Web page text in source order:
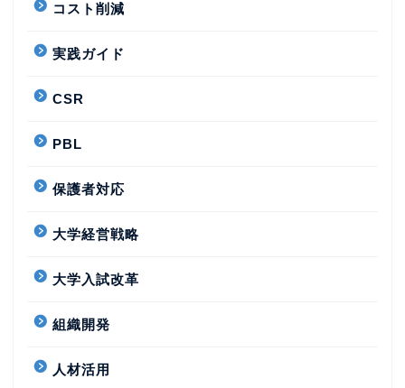
コスト削減
実践ガイド
CSR
PBL
保護者対応
大学経営戦略
大学入試改革
組織開発
人材活用